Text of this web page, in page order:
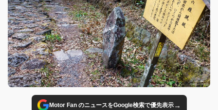
Motor Fan のニュースをGoogle検索で優先表示→